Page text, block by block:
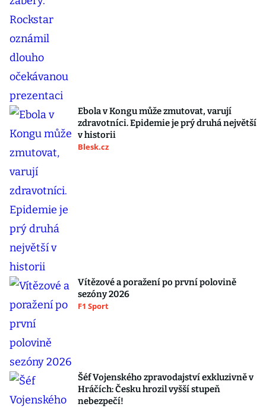
Ebola v Kongu může zmutovat, varují
zdravotníci. Epidemie je prý druhá největší
v historii
Blesk.cz
Vítězové a poražení po první polovině
sezóny 2026
F1 Sport
Šéf Vojenského zpravodajství exkluzivně v
Hráčích: Česku hrozil vyšší stupeň
nebezpečí!